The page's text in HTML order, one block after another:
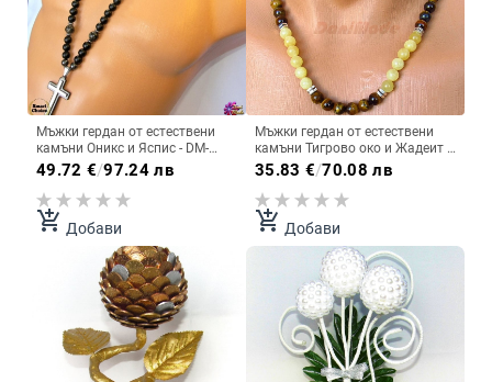
Мъжки гердан от естествени
камъни Оникс и Яспис - DM-
1045
49.72 €/97.24 лв
add_shopping_cart Добави
Мъжки гердан от естествени
камъни Тигрово око и Жадеит -
DM-1023
35.83 €/70.08 лв
add_shopping_cart Добави